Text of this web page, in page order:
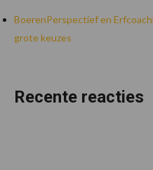
BoerenPerspectief en
grote keuzes
Recente reacties